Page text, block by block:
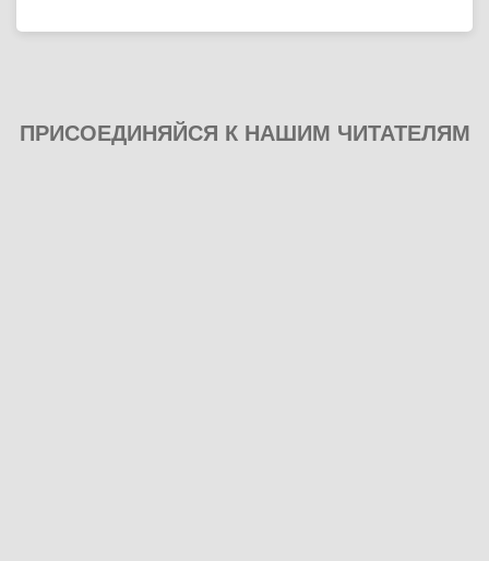
ПРИСОЕДИНЯЙСЯ К НАШИМ ЧИТАТЕЛЯМ